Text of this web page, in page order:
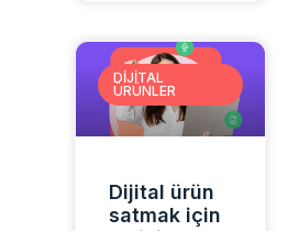
DIJITAL
ÜRÜNLER
Dijital ürün
satmak için